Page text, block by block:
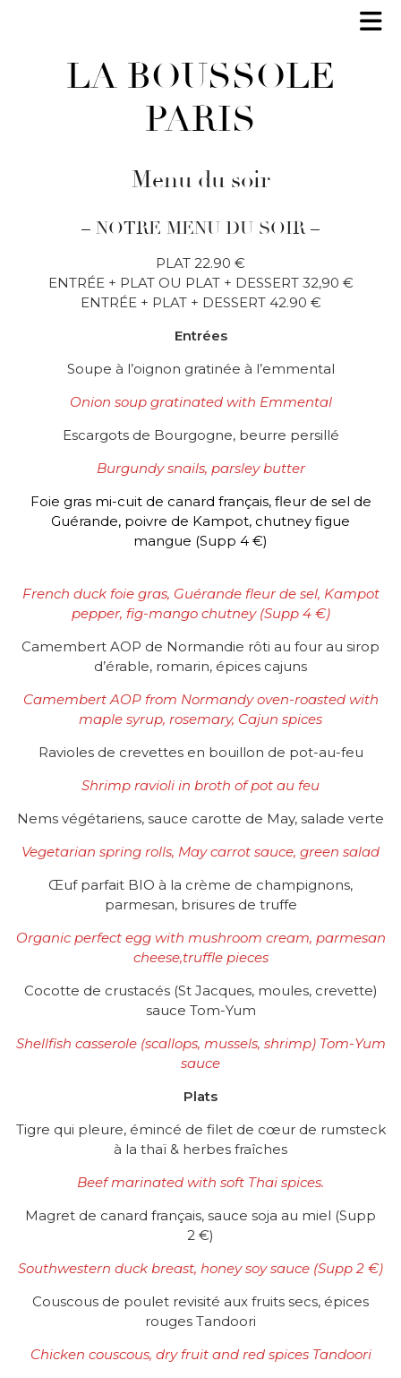
LA BOUSSOLE
PARIS
Menu du soir
– NOTRE MENU DU SOIR –
PLAT 22.90 €
ENTRÉE + PLAT OU PLAT + DESSERT 32,90 €
ENTRÉE + PLAT + DESSERT 42.90 €
Entrées
Soupe à l’oignon gratinée à l’emmental
Onion soup gratinated with Emmental
Escargots de Bourgogne, beurre persillé
Burgundy snails, parsley butter
Foie gras mi-cuit de canard français, fleur de sel de
Guérande, poivre de Kampot, chutney figue
mangue (Supp 4 €)
French duck foie gras, Guérande fleur de sel, Kampot
pepper, fig-mango chutney (Supp 4 €)
Camembert AOP de Normandie rôti au four au sirop
d’érable, romarin, épices cajuns
Camembert AOP from Normandy oven-roasted with
maple syrup, rosemary, Cajun spices
Ravioles de crevettes en bouillon de pot-au-feu
Shrimp ravioli in broth of pot au feu
Nems végétariens, sauce carotte de May, salade verte
Vegetarian spring rolls, May carrot sauce, green salad
Œuf parfait BIO à la crème de champignons,
parmesan, brisures de truffe
Organic perfect egg with mushroom cream, parmesan
cheese,truffle pieces
Cocotte de crustacés (St Jacques, moules, crevette)
sauce Tom-Yum
Shellfish casserole (scallops, mussels, shrimp) Tom-Yum
sauce
Plats
Tigre qui pleure, émincé de filet de cœur de rumsteck
à la thaï & herbes fraîches
Beef marinated with soft Thai spices.
Magret de canard français, sauce soja au miel (Supp
2 €)
Southwestern duck breast, honey soy sauce (Supp 2 €)
Couscous de poulet revisité aux fruits secs, épices
rouges Tandoori
Chicken couscous, dry fruit and red spices Tandoori